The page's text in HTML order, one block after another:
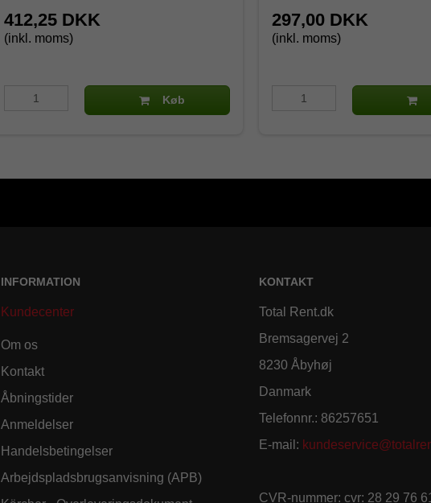
412,25 DKK
(inkl. moms)
Køb
297,00 DKK
(inkl. moms)
INFORMATION
Kundecenter
Om os
Kontakt
Åbningstider
Anmeldelser
Handelsbetingelser
Arbejdspladsbrugsanvisning (APB)
KONTAKT
Total Rent.dk
Bremsagervej 2
8230 Åbyhøj
Danmark
Telefonnr.: 86257651
E-mail :
CVR-nummer: cvr: 28 29 76